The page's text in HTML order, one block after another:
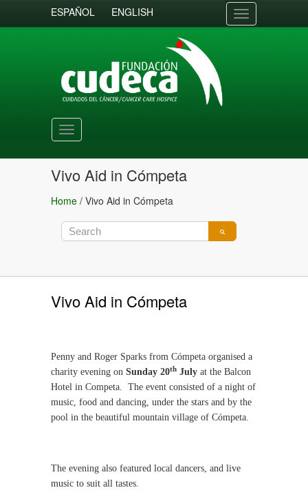
ESPAÑOL ENGLISH
Toggle
navigation
Toggle
navigation
Vivo Aid in Cómpeta
Home / Vivo Aid in Cómpeta
Vivo Aid in Cómpeta
Penny and Roger Sparks from Cómpeta organised a
charity evening on Sunday 20th July at the Balcon
Hotel in Competa. The event consisted of a night of
music, food and dancing, under the stars and by the
pool in the beautiful mountain village of Cómpeta.
The evening also featured local dancers, and live
music to suit all tastes.